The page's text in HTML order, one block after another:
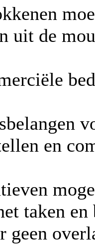
uit de
en
taken
geen